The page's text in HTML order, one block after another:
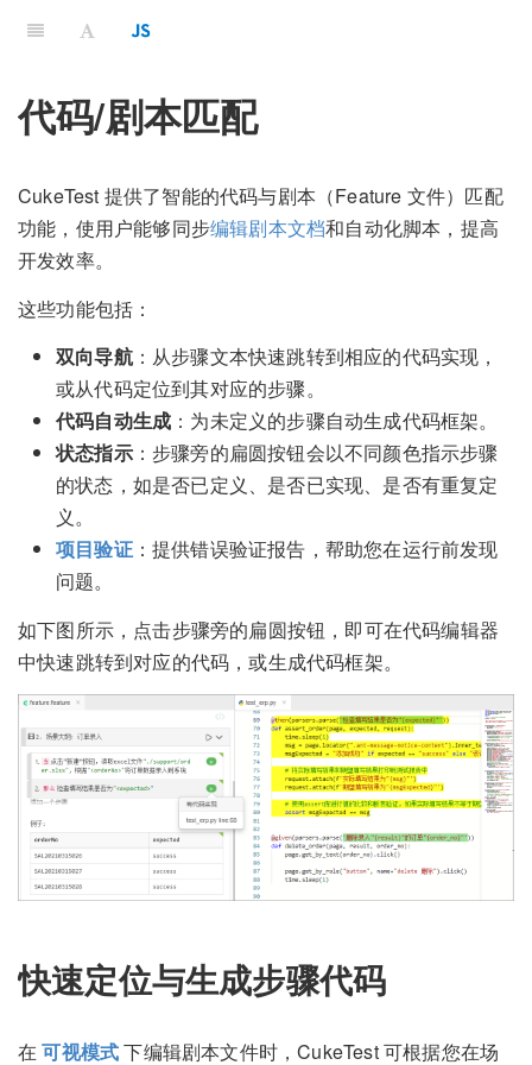
代码/剧本匹配
CukeTest 提供了智能的代码与剧本（Feature 文件）匹配
功能，使用户能够同步编辑剧本文档和自动化脚本，提高
开发效率。
这些功能包括：
双向导航：从步骤文本快速跳转到相应的代码实现，
或从代码定位到其对应的步骤。
代码自动生成 ：为未定义的步骤自动生成代码框架。
状态指示：步骤旁的扁圆按钮会以不同颜色指示步骤
的状态，如是否已定义、是否已实现、是否有重复定
义。
项目验证：提供错误验证报告，帮助您在运行前发现
问题。
如下图所示，点击步骤旁的扁圆按钮，即可在代码编辑器
中快速跳转到对应的代码，或生成代码框架。
快速定位与生成步骤代码
在可视模式下编辑剧本文件时，CukeTest 可根据您在场